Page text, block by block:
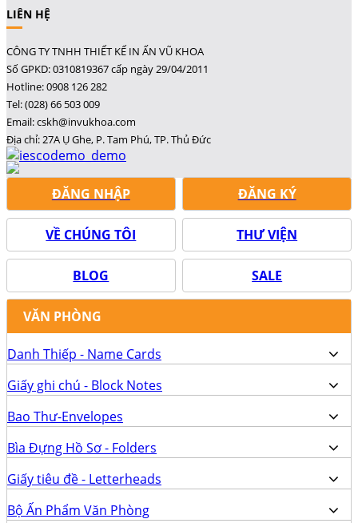
LIÊN HỆ
CÔNG TY TNHH THIẾT KẾ IN ẤN VŨ KHOA
Số GPKD: 0310819367 cấp ngày 29/04/2011
Hotline: 0908 126 282
Tel: (028) 66 503 009
Email: cskh@invukhoa.com
Địa chỉ: 27A Ụ Ghe, P. Tam Phú, TP. Thủ Đức
ĐĂNG NHẬP ĐĂNG KÝ
VỀ CHÚNG TÔI THƯ VIỆN
BLOG SALE
VĂN PHÒNG
Danh Thiếp - Name Cards
Giấy ghi chú - Block Notes
Bao Thư-Envelopes
Bìa Đựng Hồ Sơ - Folders
Giấy tiêu đề - Letterheads
Bộ Ấn Phẩm Văn Phòng